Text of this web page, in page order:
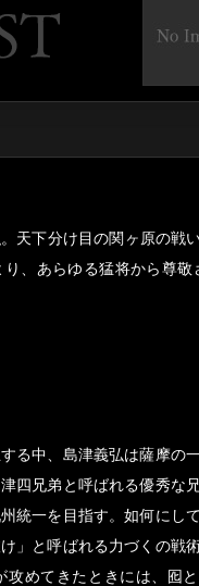
天下分け目の関ヶ原の
、あらゆる猛将から尊
る中、島津義弘は薩摩の
四兄弟と呼ばれる優秀な
統一を目指す。如何にし
」と呼ばれる力づくの戦
めてきたときには、囮